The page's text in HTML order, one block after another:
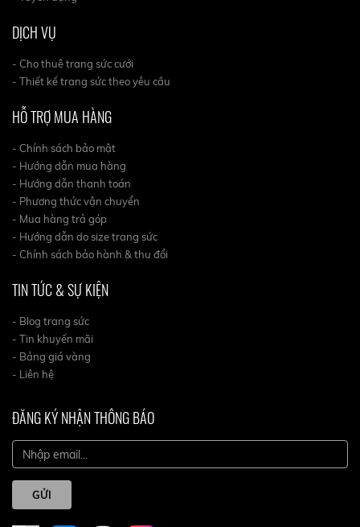
DỊCH VỤ
- Cho thuê trang sức cưới
- Thiết kế trang sức theo yêu cầu
HỖ TRỢ MUA HÀNG
- Chính sách bảo mật
- Hướng dẫn mua hàng
- Hướng dẫn thanh toán
- Phương thức vận chuyển
- Mua hàng trả góp
- Hướng dẫn do size trang sức
- Chính sách bảo hành & thu đổi
TIN TỨC & SỰ KIỆN
- Blog trang sức
- Tin khuyến mãi
- Bảng giá vàng
- Liên hệ
ĐĂNG KÝ NHẬN THÔNG BÁO
GỬI